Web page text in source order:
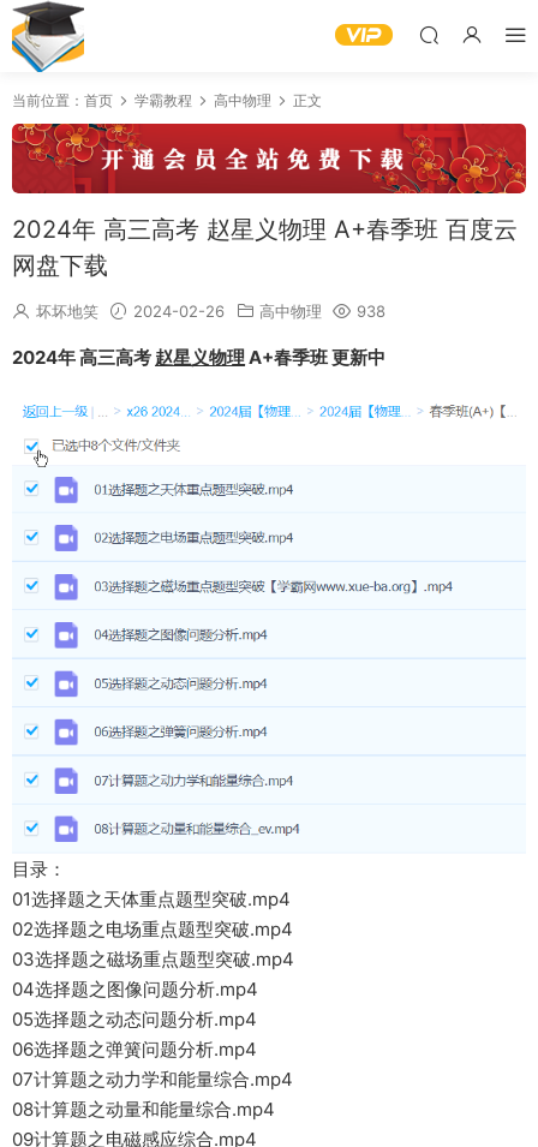
当前位置： 首页 学霸教程 高中物理 正文
2024年 高三高考 赵星义物理 A+春季班 百度云
网盘下载
坏坏地笑 2024-02-26 高中物理 938
2024年 高三高考 赵星义物理A+春季班 更新中
目录：
01选择题之天体重点题型突破.mp4
02选择题之电场重点题型突破.mp4
03选择题之磁场重点题型突破.mp4
04选择题之图像问题分析.mp4
05选择题之动态问题分析.mp4
06选择题之弹簧问题分析.mp4
07计算题之动力学和能量综合.mp4
08计算题之动量和能量综合.mp4
09计算题之电磁感应综合.mp4